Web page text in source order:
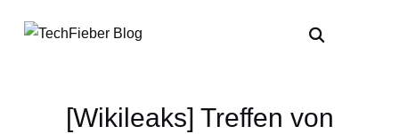
[Wikileaks] Treffen von